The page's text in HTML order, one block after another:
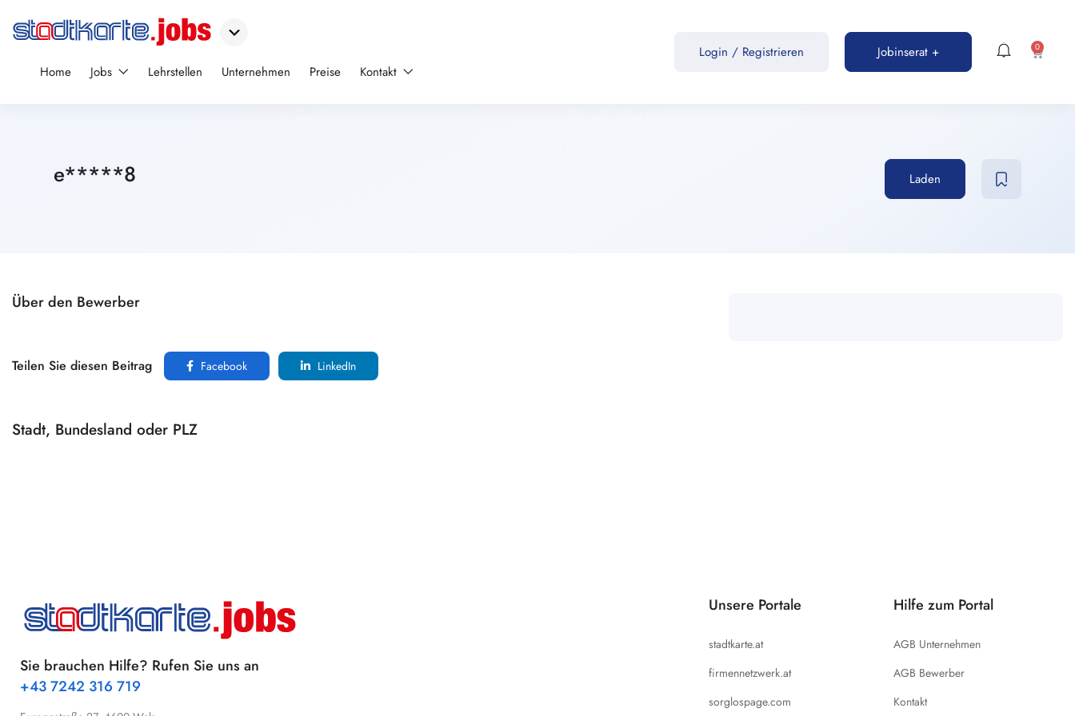
Home Jobs Lehrstellen Unternehmen Preise Kontakt
Login / Registrieren Jobinserat + 0
e*****8 Laden
Über den Bewerber
Teilen Sie diesen Beitrag Facebook LinkedIn
Stadt, Bundesland oder PLZ
Sie brauchen Hilfe? Rufen Sie uns an
+43 7242 316 719
Unsere Portale
stadtkarte.at
firmennetzwerk.at
sorglospage.com
Hilfe zum Portal
AGB Unternehmen
AGB Bewerber
Kontakt